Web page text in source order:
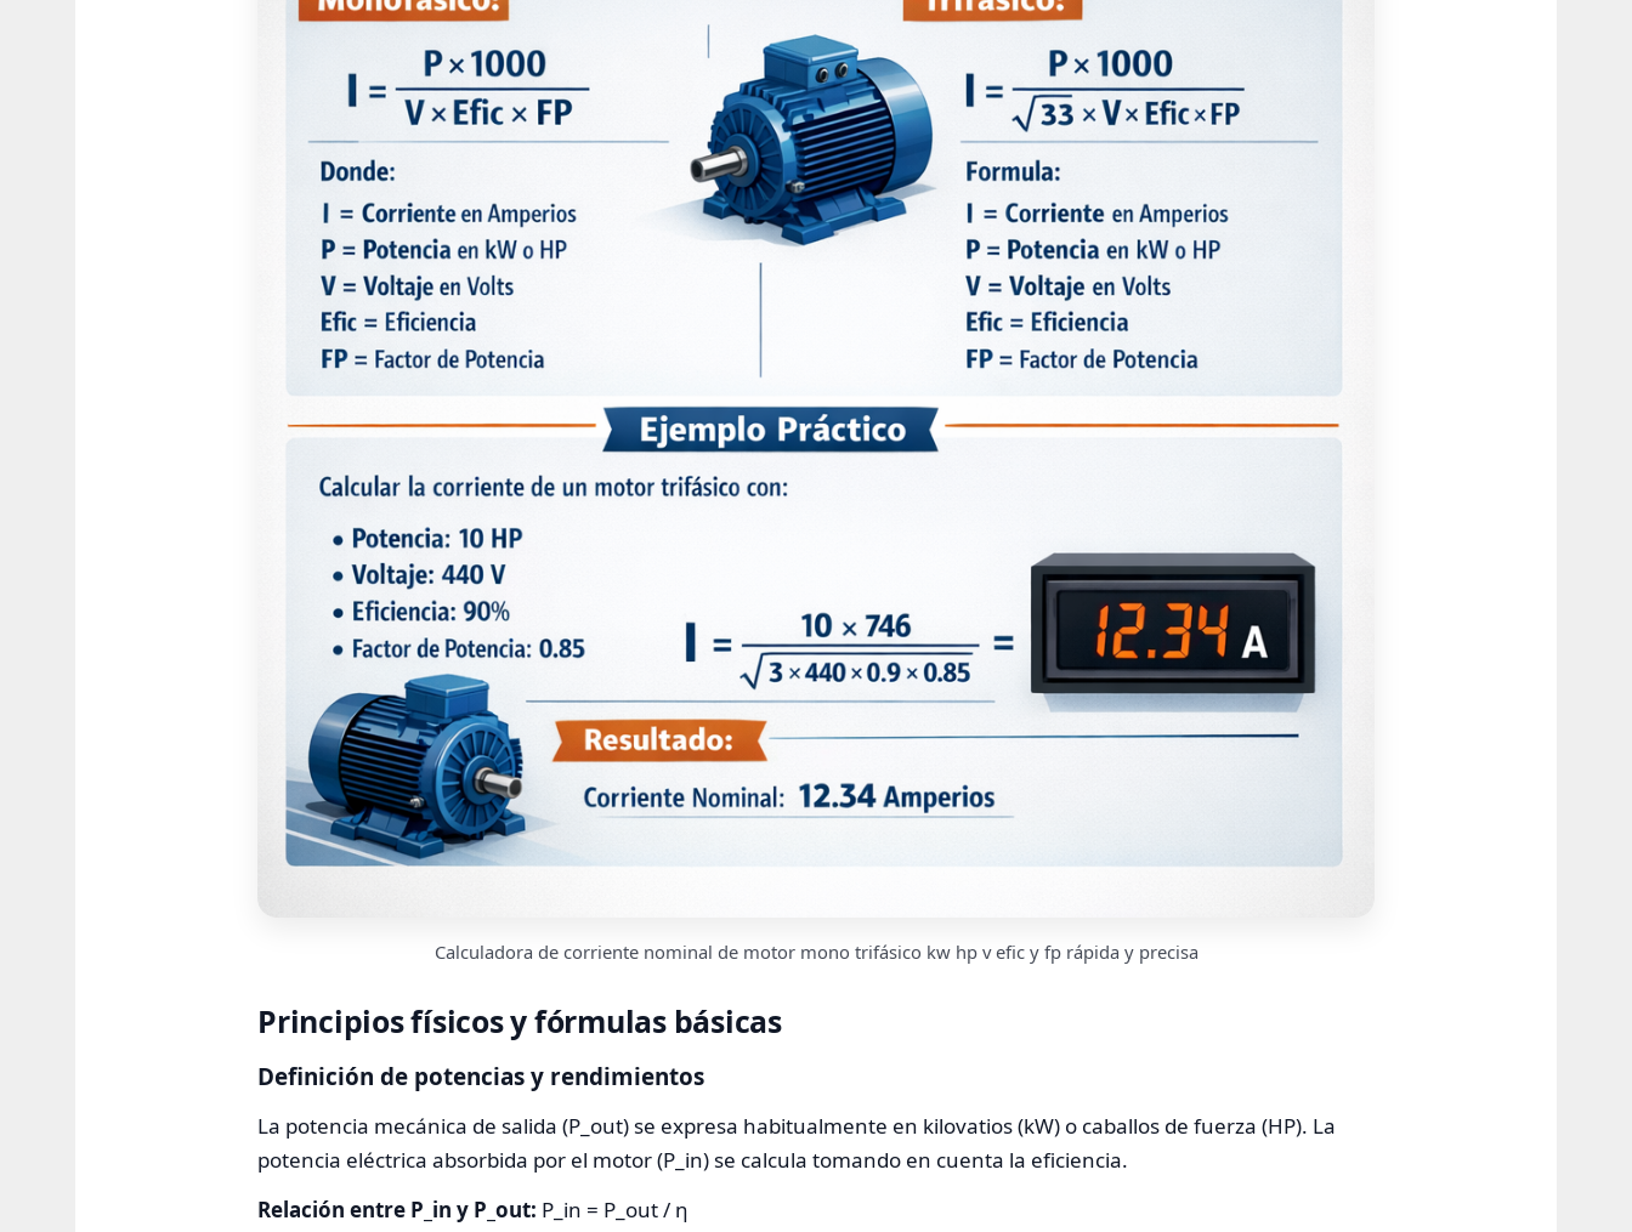
Calculadora de corriente nominal de motor mono trifásico kw hp v efic y fp rápida y precisa
Principios físicos y fórmulas básicas
Definición de potencias y rendimientos
La potencia mecánica de salida (P_out) se expresa habitualmente en kilovatios (kW) o caballos de fuerza (HP). La
potencia eléctrica absorbida por el motor (P_in) se calcula tomando en cuenta la eficiencia.
Relación entre P_in y P_out: P_in = P_out / η